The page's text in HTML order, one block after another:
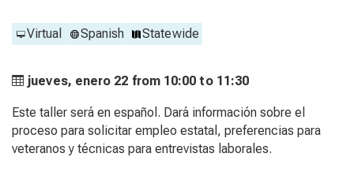
Virtual Spanish Statewide
jueves, enero 22 from 10:00 to 11:30
Este taller será en español. Dará información sobre el
proceso para solicitar empleo estatal, preferencias para
veteranos y técnicas para entrevistas laborales.